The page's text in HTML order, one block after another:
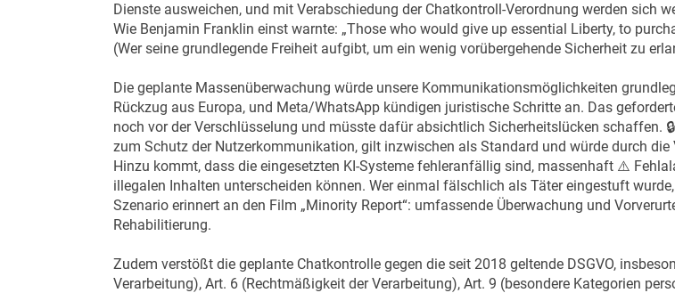
Dienste ausweichen, und mit Verabschiedung der Chatkontroll-Verordnung werden sich
Wie Benjamin Franklin einst warnte: „Those who would give up essential Liberty, to
(Wer seine grundlegende Freiheit aufgibt, um ein wenig vorübergehende Sicherheit zu
Die geplante Massenüberwachung würde unsere Kommunikationsmöglichkeiten
Rückzug aus Europa, und Meta/WhatsApp kündigen juristische Schritte an. Das
noch vor der Verschlüsselung und müsste dafür absichtlich Sicherheitslücken schaffen.
zum Schutz der Nutzerkommunikation, gilt inzwischen als Standard und würde durch die
Hinzu kommt, dass die eingesetzten KI-Systeme fehleranfällig sind, massenhaft ⚠️
illegalen Inhalten unterscheiden können. Wer einmal fälschlich als Täter eingestuft
Szenario erinnert an den Film „Minority Report“: umfassende Überwachung und
Rehabilitierung.
Zudem verstößt die geplante Chatkontrolle gegen die seit 2018 geltende DSGVO,
Verarbeitung), Art. 6 (Rechtmäßigkeit der Verarbeitung), Art. 9 (besondere Kategorien